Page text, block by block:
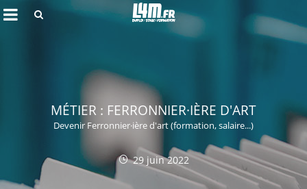
MÉTIER : FERRONNIER·IÈRE D'ART
Devenir Ferronnier·ière d'art (formation, salaire...)
29 juin 2022